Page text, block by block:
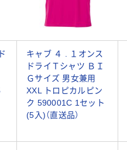
キャブ ４ . １オンス
ドライＴシャツ ＢＩ
Ｇサイズ 男女兼用
XXL トロピカルピン
ク 590001C 1セット
(5入)（直送品）